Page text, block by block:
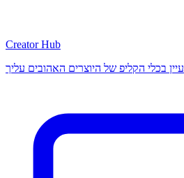
Creator Hub
עיין בכלי הקליפ של היוצרים האהובים עליך